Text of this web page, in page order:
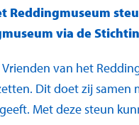
Reddingmuseum
via de
van het
Dit doet zij samen
Met deze steun